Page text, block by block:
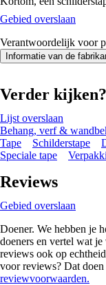
Gebied overslaan
Verantwoordelijk voor
Informatie van de
Verder kijken?
Lijst overslaan
Behang, verf &
Tape
Schilderstape
Speciale tape
Reviews
Gebied overslaan
Doener. We hebben je
doeners en vertel wat
reviews ook op
voor reviews? Dat
reviewvoorwaarden.